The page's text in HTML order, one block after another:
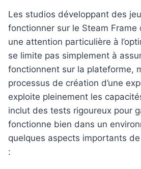
Les studios développant des
fonctionner sur le Steam
une attention particulière à
se limite pas simplement à
fonctionnent sur la plateforme,
processus de création d’une
exploite pleinement les
inclut des tests rigoureux pour
fonctionne bien dans un
quelques aspects importants
: